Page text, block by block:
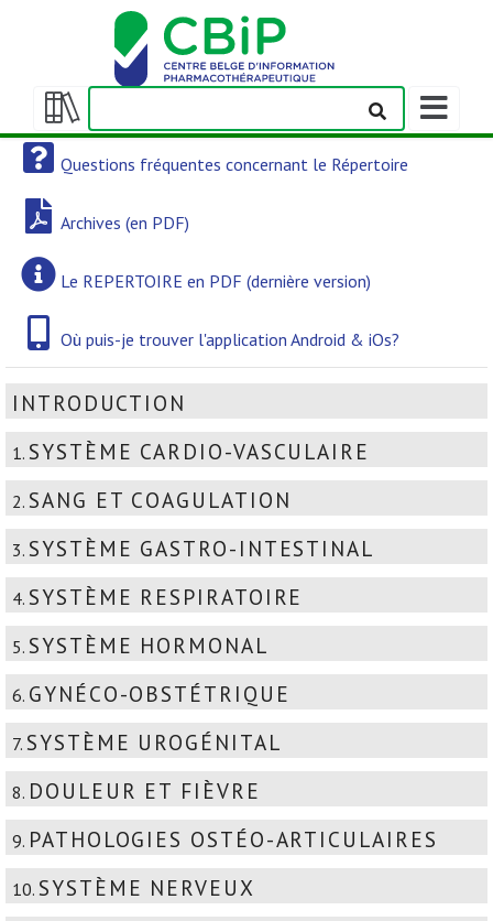
Afficher/masquer
la
table
matières
Afficher/
la
Questions fréquentes concernant le Répertoire
Archives (en PDF)
Le REPERTOIRE en PDF (dernière version)
Où puis-je trouver l'application Android & iOs?
INTRODUCTION
1. SYSTÈME CARDIO-VASCULAIRE
2. SANG ET COAGULATION
3. SYSTÈME GASTRO-INTESTINAL
4. SYSTÈME RESPIRATOIRE
5. SYSTÈME HORMONAL
6. GYNÉCO-OBSTÉTRIQUE
7. SYSTÈME UROGÉNITAL
8. DOULEUR ET FIÈVRE
9. PATHOLOGIES OSTÉO-ARTICULAIRES
10. SYSTÈME NERVEUX